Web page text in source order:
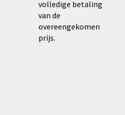
volledige betaling
van de
overeengekomen
prijs.